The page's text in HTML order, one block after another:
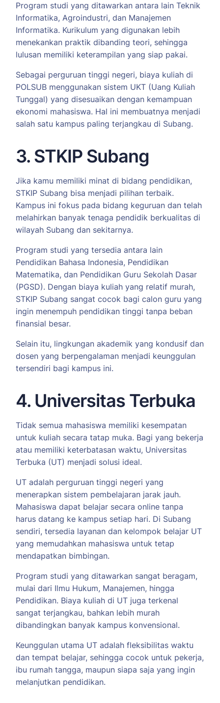
Program studi yang ditawarkan antara lain Teknik
Informatika, Agroindustri, dan Manajemen
Informatika. Kurikulum yang digunakan lebih
menekankan praktik dibanding teori, sehingga
lulusan memiliki keterampilan yang siap pakai.
Sebagai perguruan tinggi negeri, biaya kuliah di
POLSUB menggunakan sistem UKT (Uang Kuliah
Tunggal) yang disesuaikan dengan kemampuan
ekonomi mahasiswa. Hal ini membuatnya menjadi
salah satu kampus paling terjangkau di Subang.
3. STKIP Subang
Jika kamu memiliki minat di bidang pendidikan,
STKIP Subang bisa menjadi pilihan terbaik.
Kampus ini fokus pada bidang keguruan dan telah
melahirkan banyak tenaga pendidik berkualitas di
wilayah Subang dan sekitarnya.
Program studi yang tersedia antara lain
Pendidikan Bahasa Indonesia, Pendidikan
Matematika, dan Pendidikan Guru Sekolah Dasar
(PGSD). Dengan biaya kuliah yang relatif murah,
STKIP Subang sangat cocok bagi calon guru yang
ingin menempuh pendidikan tinggi tanpa beban
finansial besar.
Selain itu, lingkungan akademik yang kondusif dan
dosen yang berpengalaman menjadi keunggulan
tersendiri bagi kampus ini.
4. Universitas Terbuka
Tidak semua mahasiswa memiliki kesempatan
untuk kuliah secara tatap muka. Bagi yang bekerja
atau memiliki keterbatasan waktu, Universitas
Terbuka (UT) menjadi solusi ideal.
UT adalah perguruan tinggi negeri yang
menerapkan sistem pembelajaran jarak jauh.
Mahasiswa dapat belajar secara online tanpa
harus datang ke kampus setiap hari. Di Subang
sendiri, tersedia layanan dan kelompok belajar UT
yang memudahkan mahasiswa untuk tetap
mendapatkan bimbingan.
Program studi yang ditawarkan sangat beragam,
mulai dari Ilmu Hukum, Manajemen, hingga
Pendidikan. Biaya kuliah di UT juga terkenal
sangat terjangkau, bahkan lebih murah
dibandingkan banyak kampus konvensional.
Keunggulan utama UT adalah fleksibilitas waktu
dan tempat belajar, sehingga cocok untuk pekerja,
ibu rumah tangga, maupun siapa saja yang ingin
melanjutkan pendidikan.